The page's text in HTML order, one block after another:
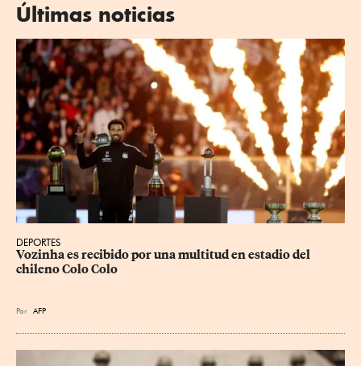
Últimas noticias
DEPORTES
Vozinha es recibido por una multitud en estadio del
chileno Colo Colo
Por AFP